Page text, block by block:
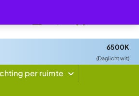
6500K
(Daglicht wit)
per ruimte